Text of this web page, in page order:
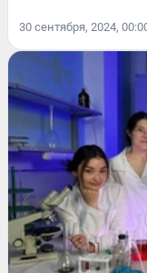
30 сентября, 2024,